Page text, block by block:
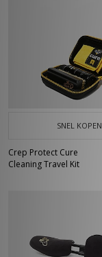
SNEL KOPEN
Crep Protect Cure
Cleaning Travel Kit